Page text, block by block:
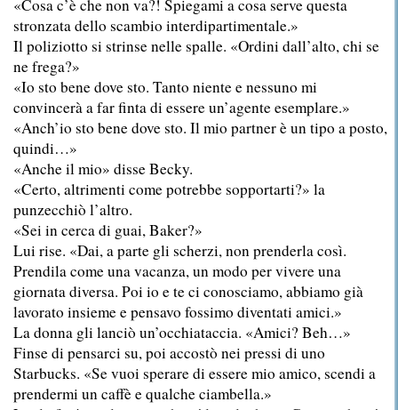
«Cosa c’è che non va?! Spiegami a cosa serve questa
stronzata dello scambio interdipartimentale.»
Il poliziotto si strinse nelle spalle. «Ordini dall’alto, chi se
ne frega?»
«Io sto bene dove sto. Tanto niente e nessuno mi
convincerà a far finta di essere un’agente esemplare.»
«Anch’io sto bene dove sto. Il mio partner è un tipo a posto,
quindi…»
«Anche il mio» disse Becky.
«Certo, altrimenti come potrebbe sopportarti?» la
punzecchiò l’altro.
«Sei in cerca di guai, Baker?»
Lui rise. «Dai, a parte gli scherzi, non prenderla così.
Prendila come una vacanza, un modo per vivere una
giornata diversa. Poi io e te ci conosciamo, abbiamo già
lavorato insieme e pensavo fossimo diventati amici.»
La donna gli lanciò un’occhiataccia. «Amici? Beh…»
Finse di pensarci su, poi accostò nei pressi di uno
Starbucks. «Se vuoi sperare di essere mio amico, scendi a
prendermi un caffè e qualche ciambella.»